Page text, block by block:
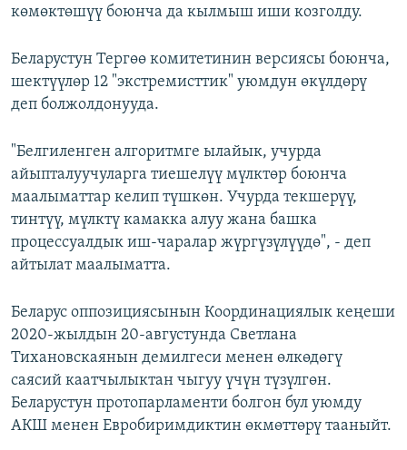
көмөктөшүү боюнча да кылмыш иши козголду.
Беларустун Тергөө комитетинин версиясы боюнча,
шектүүлөр 12 "экстремисттик" уюмдун өкүлдөрү
деп болжолдонууда.
"Белгиленген алгоритмге ылайык, учурда
айыпталуучуларга тиешелүү мүлктөр боюнча
маалыматтар келип түшкөн. Учурда текшерүү,
тинтүү, мүлктү камакка алуу жана башка
процессуалдык иш-чаралар жүргүзүлүүдө", - деп
айтылат маалыматта.
Беларус оппозициясынын Координациялык кеңеши
2020-жылдын 20-августунда Светлана
Тихановскаянын демилгеси менен өлкөдөгү
саясий каатчылыктан чыгуу үчүн түзүлгөн.
Беларустун протопарламенти болгон бул уюмду
АКШ менен Евробиримдиктин өкмөттөрү тааныйт.